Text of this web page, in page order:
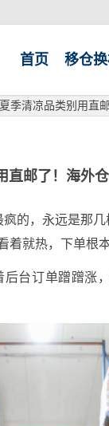
首页 移仓
季清凉品类别用直
邮了！海外
的，永远是那
就热，下单根
台订单蹭蹭涨